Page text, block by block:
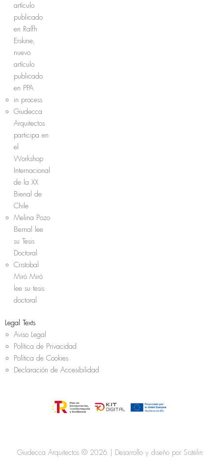
artículo
publicado
en Ralfh
Erskine,
nuevo
artículo
publicado
en PPA
in process
Giudecca
Arquitectos
participa en
el
Workshop
Internacional
de la XX
Bienal de
Chile
Melina Pozo
Bernal lee
su Tesis
Doctoral
Cristobal
Miró Miró
lee su tesis
doctoral
Legal Texts
Aviso Legal
Política de Privacidad
Política de Cookies
Declaración de Accesibilidad
Giudecca Arquitectos © 2026 | Desarrollo y diseño por Sistelin